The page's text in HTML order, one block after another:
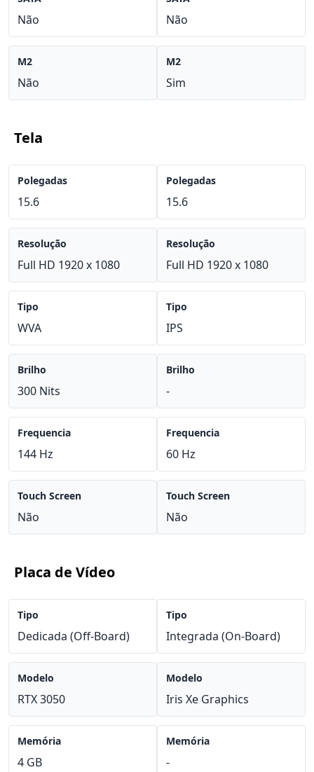
Não
M2
Não
Não
M2
Sim
Tela
Polegadas
15.6
Resolução
Full HD 1920 x 1080
Tipo
WVA
Brilho
300 Nits
Frequencia
144 Hz
Touch Screen
Não
Polegadas
15.6
Resolução
Full HD 1920 x 1080
Tipo
IPS
Brilho
-
Frequencia
60 Hz
Touch Screen
Não
Placa de Vídeo
Tipo
Dedicada (Off-Board)
Modelo
RTX 3050
Memória
4 GB
Tipo
Integrada (On-Board)
Modelo
Iris Xe Graphics
Memória
-